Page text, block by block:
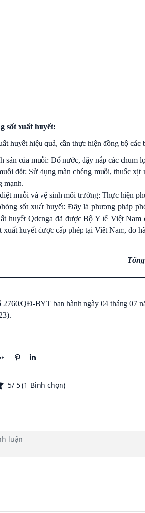
sốt xuất huyết:
huyết hiệu quả, cần thực hiện đồng bộ các
sản của muỗi: Đổ nước, đậy nắp các chum
đốt: Sử dụng màn chống muỗi, thuốc
mạnh.
muỗi và vệ sinh môi trường: Thực hiện
sốt xuất huyết: Đây là phương pháp
huyết Qdenga đã được Bộ Y tế Việt
xuất huyết được cấp phép tại Việt Nam, do
2760/QĐ-BYT ban hành ngày 04 tháng 07
5/ 5 (1 Bình chọn)